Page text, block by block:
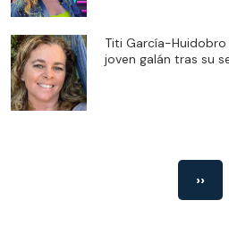
Titi García-
joven galán tras su
››